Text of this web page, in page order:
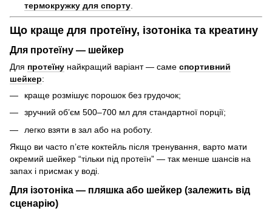
термокружку для спорту
Що краще для протеїну, ізотоніка та креатину
Для протеїну — шейкер
Для протеїну найкращий варіант — саме спортивний
шейкер:
краще розмішує порошок без грудочок;
зручний об’єм 500–700 мл для стандартної порції;
легко взяти в зал або на роботу.
Якщо ви часто п’єте коктейль після тренування, варто мати
окремий шейкер “тільки під протеїн” — так менше шансів на
запах і присмак у воді.
Для ізотоніка — пляшка або шейкер (залежить від
сценарію)